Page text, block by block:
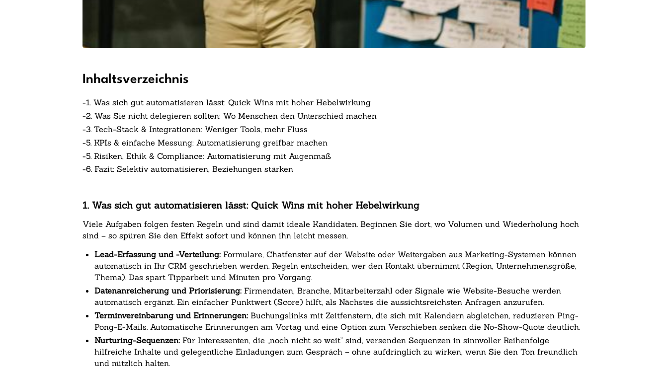
Inhaltsverzeichnis
-1. Was sich gut automatisieren lässt: Quick Wins mit hoher Hebelwirkung
-2. Was Sie nicht delegieren sollten: Wo Menschen den Unterschied machen
-3. Tech-Stack & Integrationen: Weniger Tools, mehr Fluss
-5. KPIs & einfache Messung: Automatisierung greifbar machen
-5. Risiken, Ethik & Compliance: Automatisierung mit Augenmaß
-6. Fazit: Selektiv automatisieren, Beziehungen stärken
1. Was sich gut automatisieren lässt: Quick Wins mit hoher Hebelwirkung
Viele Aufgaben folgen festen Regeln und sind damit ideale Kandidaten. Beginnen Sie dort, wo Volumen und Wiederholung hoch
sind – so spüren Sie den Effekt sofort und können ihn leicht messen.
Lead-Erfassung und -Verteilung: Formulare, Chatfenster auf der Website oder Weitergaben aus Marketing-Systemen können
automatisch in Ihr CRM geschrieben werden. Regeln entscheiden, wer den Kontakt übernimmt (Region, Unternehmensgröße,
Thema). Das spart Tipparbeit und Minuten pro Vorgang.
Datenanreicherung und Priorisierung: Firmendaten, Branche, Mitarbeiterzahl oder Signale wie Website-Besuche werden
automatisch ergänzt. Ein einfacher Punktwert (Score) hilft, als Nächstes die aussichtsreichsten Anfragen anzurufen.
Terminvereinbarung und Erinnerungen: Buchungslinks mit Zeitfenstern, die sich mit Kalendern abgleichen, reduzieren Ping-
Pong-E-Mails. Automatische Erinnerungen am Vortag und eine Option zum Verschieben senken die No-Show-Quote deutlich.
Nurturing-Sequenzen: Für Interessenten, die „noch nicht so weit“ sind, versenden Sequenzen in sinnvoller Reihenfolge
hilfreiche Inhalte und gelegentliche Einladungen zum Gespräch – ohne aufdringlich zu wirken, wenn Sie den Ton freundlich
und nützlich halten.